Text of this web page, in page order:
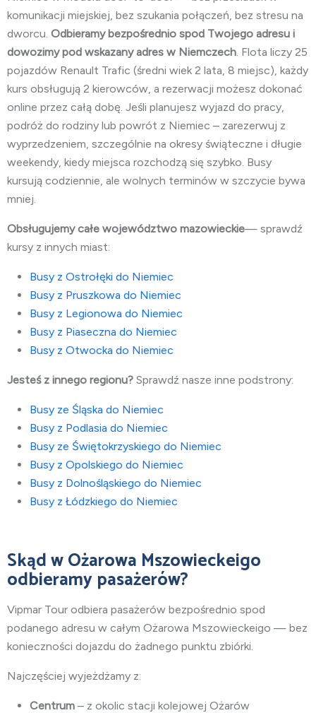
komunikacji miejskiej, bez szukania połączeń, bez stresu na
dworcu. Odbieramy bezpośrednio spod Twojego adresu i
dowozimy pod wskazany adres w Niemczech . Flota liczy 25
pojazdów Renault Trafic (średni wiek 2 lata, 8 miejsc), każdy
kurs obsługują 2 kierowców, a rezerwacji możesz dokonać
online przez całą dobę. Jeśli planujesz wyjazd do pracy,
podróż do rodziny lub powrót z Niemiec – zarezerwuj z
wyprzedzeniem, szczególnie na okresy świąteczne i długie
weekendy, kiedy miejsca rozchodzą się szybko. Busy
kursują codziennie, ale wolnych terminów w szczycie bywa
mniej.
Obsługujemy całe województwo mazowieckie— sprawdź
kursy z innych miast:
Busy z Ostrołęki do Niemiec
Busy z Pruszkowa do Niemiec
Busy z Legionowa do Niemiec
Busy z Piaseczna do Niemiec
Busy z Otwocka do Niemiec
Jesteś z innego regionu? Sprawdź nasze inne podstrony:
Busy ze Śląska do Niemiec
Busy z Podlasia do Niemiec
Busy ze Świętokrzyskiego do Niemiec
Busy z Opolskiego do Niemiec
Busy z Dolnośląskiego do Niemiec
Busy z Łódzkiego do Niemiec
Skąd w Ożarowa Mszowieckeigo
odbieramy pasażerów?
Vipmar Tour odbiera pasażerów bezpośrednio spod
podanego adresu w całym Ożarowa Mszowieckeigo — bez
konieczności dojazdu do żadnego punktu zbiórki.
Najczęściej wyjeżdżamy z:
Centrum – z okolic stacji kolejowej Ożarów